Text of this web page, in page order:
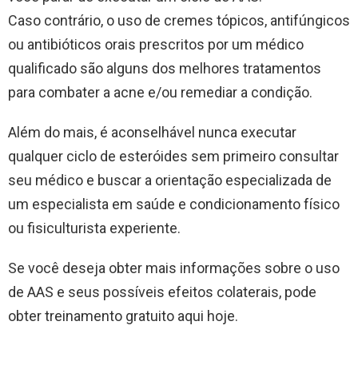
Caso contrário, o uso de cremes tópicos, antifúngicos
ou antibióticos orais prescritos por um médico
qualificado são alguns dos melhores tratamentos
para combater a acne e/ou remediar a condição.
Além do mais, é aconselhável nunca executar
qualquer ciclo de esteróides sem primeiro consultar
seu médico e buscar a orientação especializada de
um especialista em saúde e condicionamento físico
ou fisiculturista experiente.
Se você deseja obter mais informações sobre o uso
de AAS e seus possíveis efeitos colaterais, pode
obter treinamento gratuito aqui hoje.